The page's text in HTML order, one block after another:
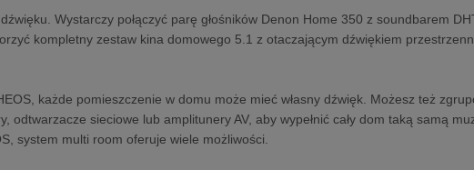
Wystarczy połączyć parę głośników Denon Home 350 z soundbarem
kompletny zestaw kina domowego 5.1 z otaczającym dźwiękiem
każde pomieszczenie w domu może mieć własny dźwięk. Możesz też
odtwarzacze sieciowe lub amplitunery AV, aby wypełnić cały dom taką samą
system multi room oferuje wiele możliwości.